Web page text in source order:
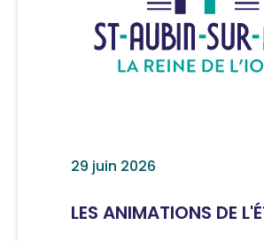
29 juin 2026
LES ANIMATIONS DE